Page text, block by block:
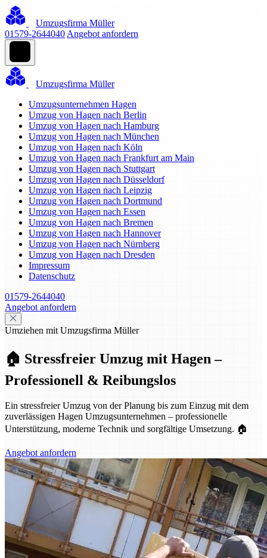
Umzugsfirma Müller
01579-2644040 Angebot anfordern
Umzugsfirma Müller
Umzugsunternehmen Hagen
Umzug von Hagen nach Berlin
Umzug von Hagen nach Hamburg
Umzug von Hagen nach München
Umzug von Hagen nach Köln
Umzug von Hagen nach Frankfurt am Main
Umzug von Hagen nach Stuttgart
Umzug von Hagen nach Düsseldorf
Umzug von Hagen nach Leipzig
Umzug von Hagen nach Dortmund
Umzug von Hagen nach Essen
Umzug von Hagen nach Bremen
Umzug von Hagen nach Hannover
Umzug von Hagen nach Nürnberg
Umzug von Hagen nach Dresden
Impressum
Datenschutz
01579-2644040
Angebot anfordern
Umziehen mit Umzugsfirma Müller
🏠 Stressfreier Umzug mit Hagen –
Professionell & Reibungslos
Ein stressfreier Umzug von der Planung bis zum Einzug mit dem
zuverlässigen Hagen Umzugsunternehmen – professionelle
Unterstützung, moderne Technik und sorgfältige Umsetzung. 🏠
Angebot anfordern